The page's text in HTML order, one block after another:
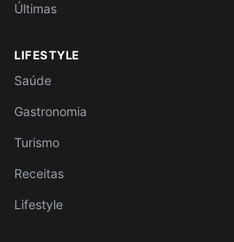
Últimas
LIFESTYLE
Saúde
Gastronomia
Turismo
Receitas
Lifestyle